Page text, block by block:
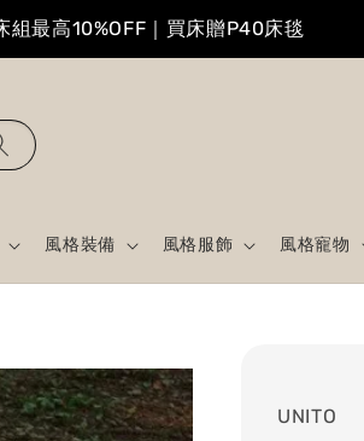
組最高10%OFF｜買床贈P40床毯
風格裝備 風格服飾 風格寵物
UNITO